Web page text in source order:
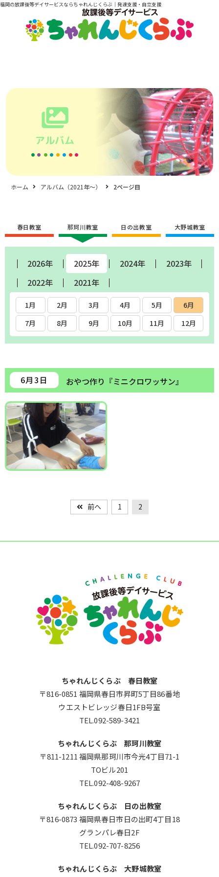
福岡の放課後等デイサービスならちゃれんじくらぶ｜発達支援・自立支援
アルバム
ホーム アルバム（2021年〜） 2ページ目
春日教室 那珂川教室 日の出教室 大野城教室
2026年 2025年 2024年
2023年
2022年
2021年
1月 2月 3月 4月 5月
6月
7月
8月 9月 10月 11月 12月
6月3日 おやつ作り『ミニクロワッサン』
前へ 1 2
ちゃれんじくらぶ 春日教室
〒816-0851 福岡県春日市昇町5丁目86番地
ウエストビレッジ春日1FB号室
TEL.092-589-3421
ちゃれんじくらぶ 那珂川教室
〒811-1211 福岡県那珂川市今光4丁目71-1
TOビル201
TEL.092-408-9267
ちゃれんじくらぶ 日の出教室
〒816-0873 福岡県春日市日の出町4丁目18
グランパレ春日2F
TEL.092-707-8256
ちゃれんじくらぶ 大野城教室